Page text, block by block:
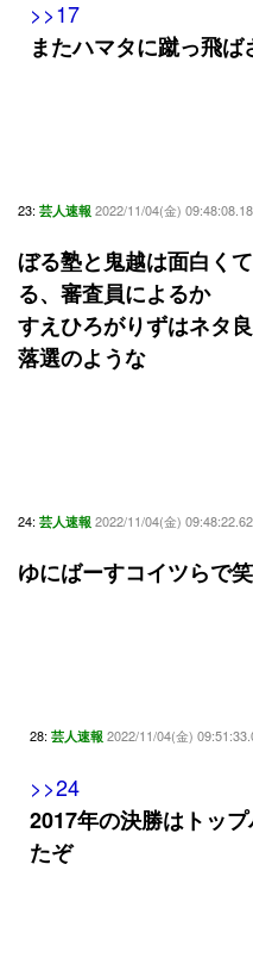
>>17
またハマタに蹴っ飛
23: 芸人速報 2022/11/04(金)
ぼる塾と鬼越は面白く
る、審査員によるか
すえひろがりずはネタ
落選のような
24: 芸人速報 2022/11/04(金)
ゆにばーすコイツらで
28: 芸人速報 2022/11/04(金)
>>24
2017年の決勝はトッ
たぞ